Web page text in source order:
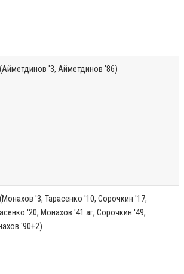
(Айметдинов '3, Айметдинов '86)
'3, Тарасенко '10, Сорочкин '17,
'20, Монахов '41 аг, Сорочкин '49,
'90+2)